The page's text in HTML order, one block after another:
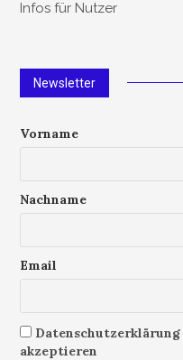
Infos für Nutzer
Newsletter
Vorname
Nachname
Email
Datenschutzerklärung
akzeptieren